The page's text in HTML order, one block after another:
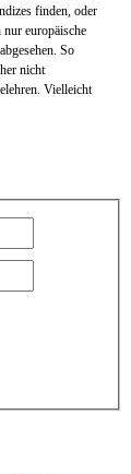
finden, oder
europäische
So
nicht
Vielleicht